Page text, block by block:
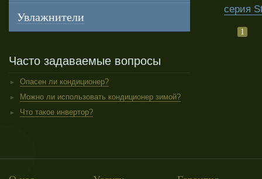
Увлажнители
Часто задаваемые вопросы
Опасен ли кондиционер?
Можно ли использовать кондиционер зимой?
Что такое инвертор?
серия
1